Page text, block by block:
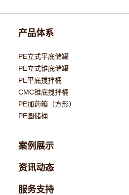
产品体系
PE立式平底储罐
PE立式锥底储罐
PE平底搅拌桶
CMC锥底搅拌桶
PE加药箱（方形）
PE圆储桶
案例展示
资讯动态
服务支持